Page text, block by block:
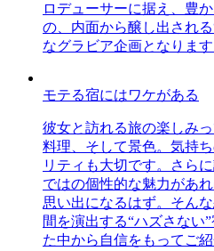
ロデューサーに据え、豊
の、内面から醸し出され
なグラビア企画となります
モテる宿にはワケがある
彼女と訪れる旅の楽しみ
料理、そして景色。気持
リティも大切です。さら
ではの個性的な魅力があ
思い出になるはず。そん
間を演出する“ハズさない
た中から自信をもってご紹